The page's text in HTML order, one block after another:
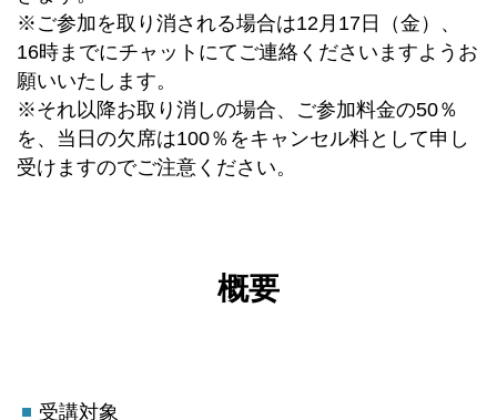
※ご参加を取り消される場合は12月17日（金）、
16時までにチャットにてご連絡くださいますようお
願いいたします。
※それ以降お取り消しの場合、ご参加料金の50％
を、当日の欠席は100％をキャンセル料として申し
受けますのでご注意ください。
概要
受講対象